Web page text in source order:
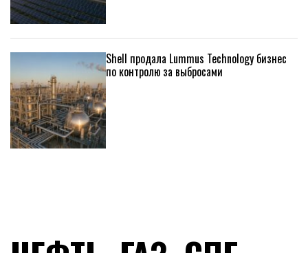
Shell продала Lummus Technology бизнес
по контролю за выбросами